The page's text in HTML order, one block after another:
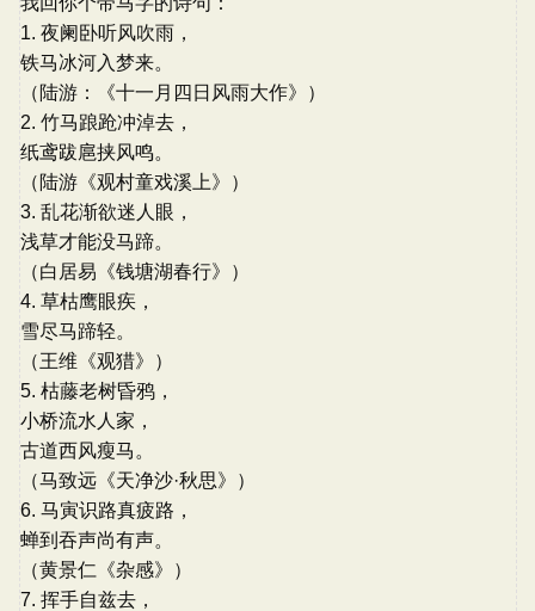
1. 夜阑卧听风吹雨，
铁马冰河入梦来。
（陆游：《十一月四日风雨大作》）
2. 竹马踉跄冲淖去，
纸鸢跋扈挟风鸣。
（陆游《观村童戏溪上》）
3. 乱花渐欲迷人眼，
浅草才能没马蹄。
（白居易《钱塘湖春行》）
4. 草枯鹰眼疾，
雪尽马蹄轻。
（王维《观猎》）
5. 枯藤老树昏鸦，
小桥流水人家，
古道西风瘦马。
（马致远《天净沙·秋思》）
6. 马寅识路真疲路，
蝉到吞声尚有声。
（黄景仁《杂感》）
7. 挥手自兹去，